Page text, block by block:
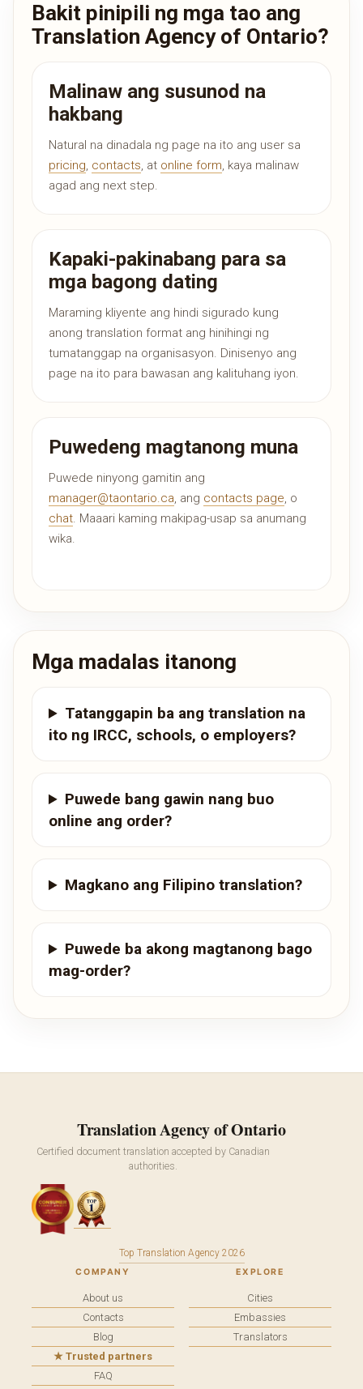
Bakit pinipili ng mga tao ang
Translation Agency of Ontario?
Malinaw ang susunod na
hakbang
Natural na dinadala ng page na ito ang user sa
pricing, contacts, at online form, kaya malinaw
agad ang next step.
Kapaki-pakinabang para sa
mga bagong dating
Maraming kliyente ang hindi sigurado kung
anong translation format ang hinihingi ng
tumatanggap na organisasyon. Dinisenyo ang
page na ito para bawasan ang kalituhang iyon.
Puwedeng magtanong muna
Puwede ninyong gamitin ang
manager@taontario.ca, ang contacts page, o
chat. Maaari kaming makipag-usap sa anumang
wika.
Mga madalas itanong
Tatanggapin ba ang translation na
ito ng IRCC, schools, o employers?
Puwede bang gawin nang buo
online ang order?
Magkano ang Filipino translation?
Puwede ba akong magtanong bago
mag-order?
Translation Agency of Ontario
Certified document translation accepted by Canadian
authorities.
Top Translation Agency 2026
COMPANY
About us
Contacts
Blog
★ Trusted partners
FAQ
EXPLORE
Cities
Embassies
Translators